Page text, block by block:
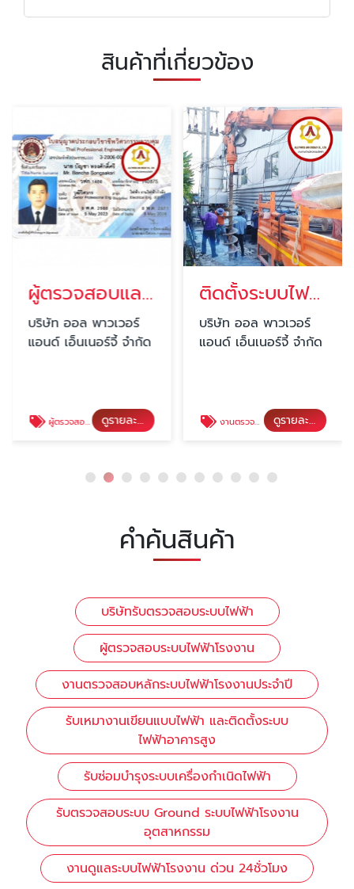
สินค้าที่เกี่ยวข้อง
ผู้ตรวจสอบและเซ็นรับรองระบบไฟฟ้าโรงงาน ระดับวุฒิวิศวกร
บริษัท ออล พาวเวอร์
แอนด์ เอ็นเนอร์จี้ จำกัด
ผู้ตรวจสอบระบบไฟฟ้าโรงงาน ดูรายละเอียด
ติดตั้งระบบไฟฟ้าโรงงานอุตสาหกรรมขนาดใหญ่ ปทุมธานี
บริษัท ออล พาวเวอร์
แอนด์ เอ็นเนอร์จี้ จำกัด
งานตรวจสอบหลักระบบไฟฟ้าโรงงานประจำปี ดูรายละเอียด
คำค้นสินค้า
บริษัทรับตรวจสอบระบบไฟฟ้า
ผู้ตรวจสอบระบบไฟฟ้าโรงงาน
งานตรวจสอบหลักระบบไฟฟ้าโรงงานประจำปี
รับเหมางานเขียนแบบไฟฟ้า และติดตั้งระบบ
ไฟฟ้าอาคารสูง
รับซ่อมบำรุงระบบเครื่องกำเนิดไฟฟ้า
รับตรวจสอบระบบ Ground ระบบไฟฟ้าโรงงาน
อุตสาหกรรม
งานดูแลระบบไฟฟ้าโรงงาน ด่วน 24ชั่วโมง